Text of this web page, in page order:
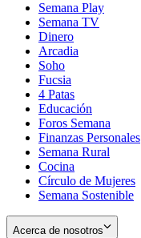
Semana Play
Semana TV
Dinero
Arcadia
Soho
in
new
window
Fucsia
in
new
window
4 Patas
Educación
Foros Semana
Finanzas Personales
Semana Rural
Cocina
Círculo de Mujeres
Semana Sostenible
Acerca de nosotros